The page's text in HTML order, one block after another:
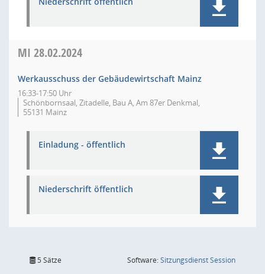
MI 28.02.2024
Werkausschuss der Gebäudewirtschaft Mainz
16:33-17:50 Uhr
Schönbornsaal, Zitadelle, Bau A, Am 87er Denkmal,
55131 Mainz
Einladung - öffentlich
Niederschrift öffentlich
5 Sätze Software:SitzungsdienstSession(Wird in